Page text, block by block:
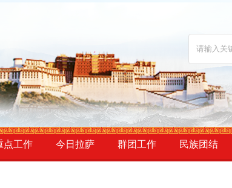
点工作 今日拉萨 群团工作 民族团结